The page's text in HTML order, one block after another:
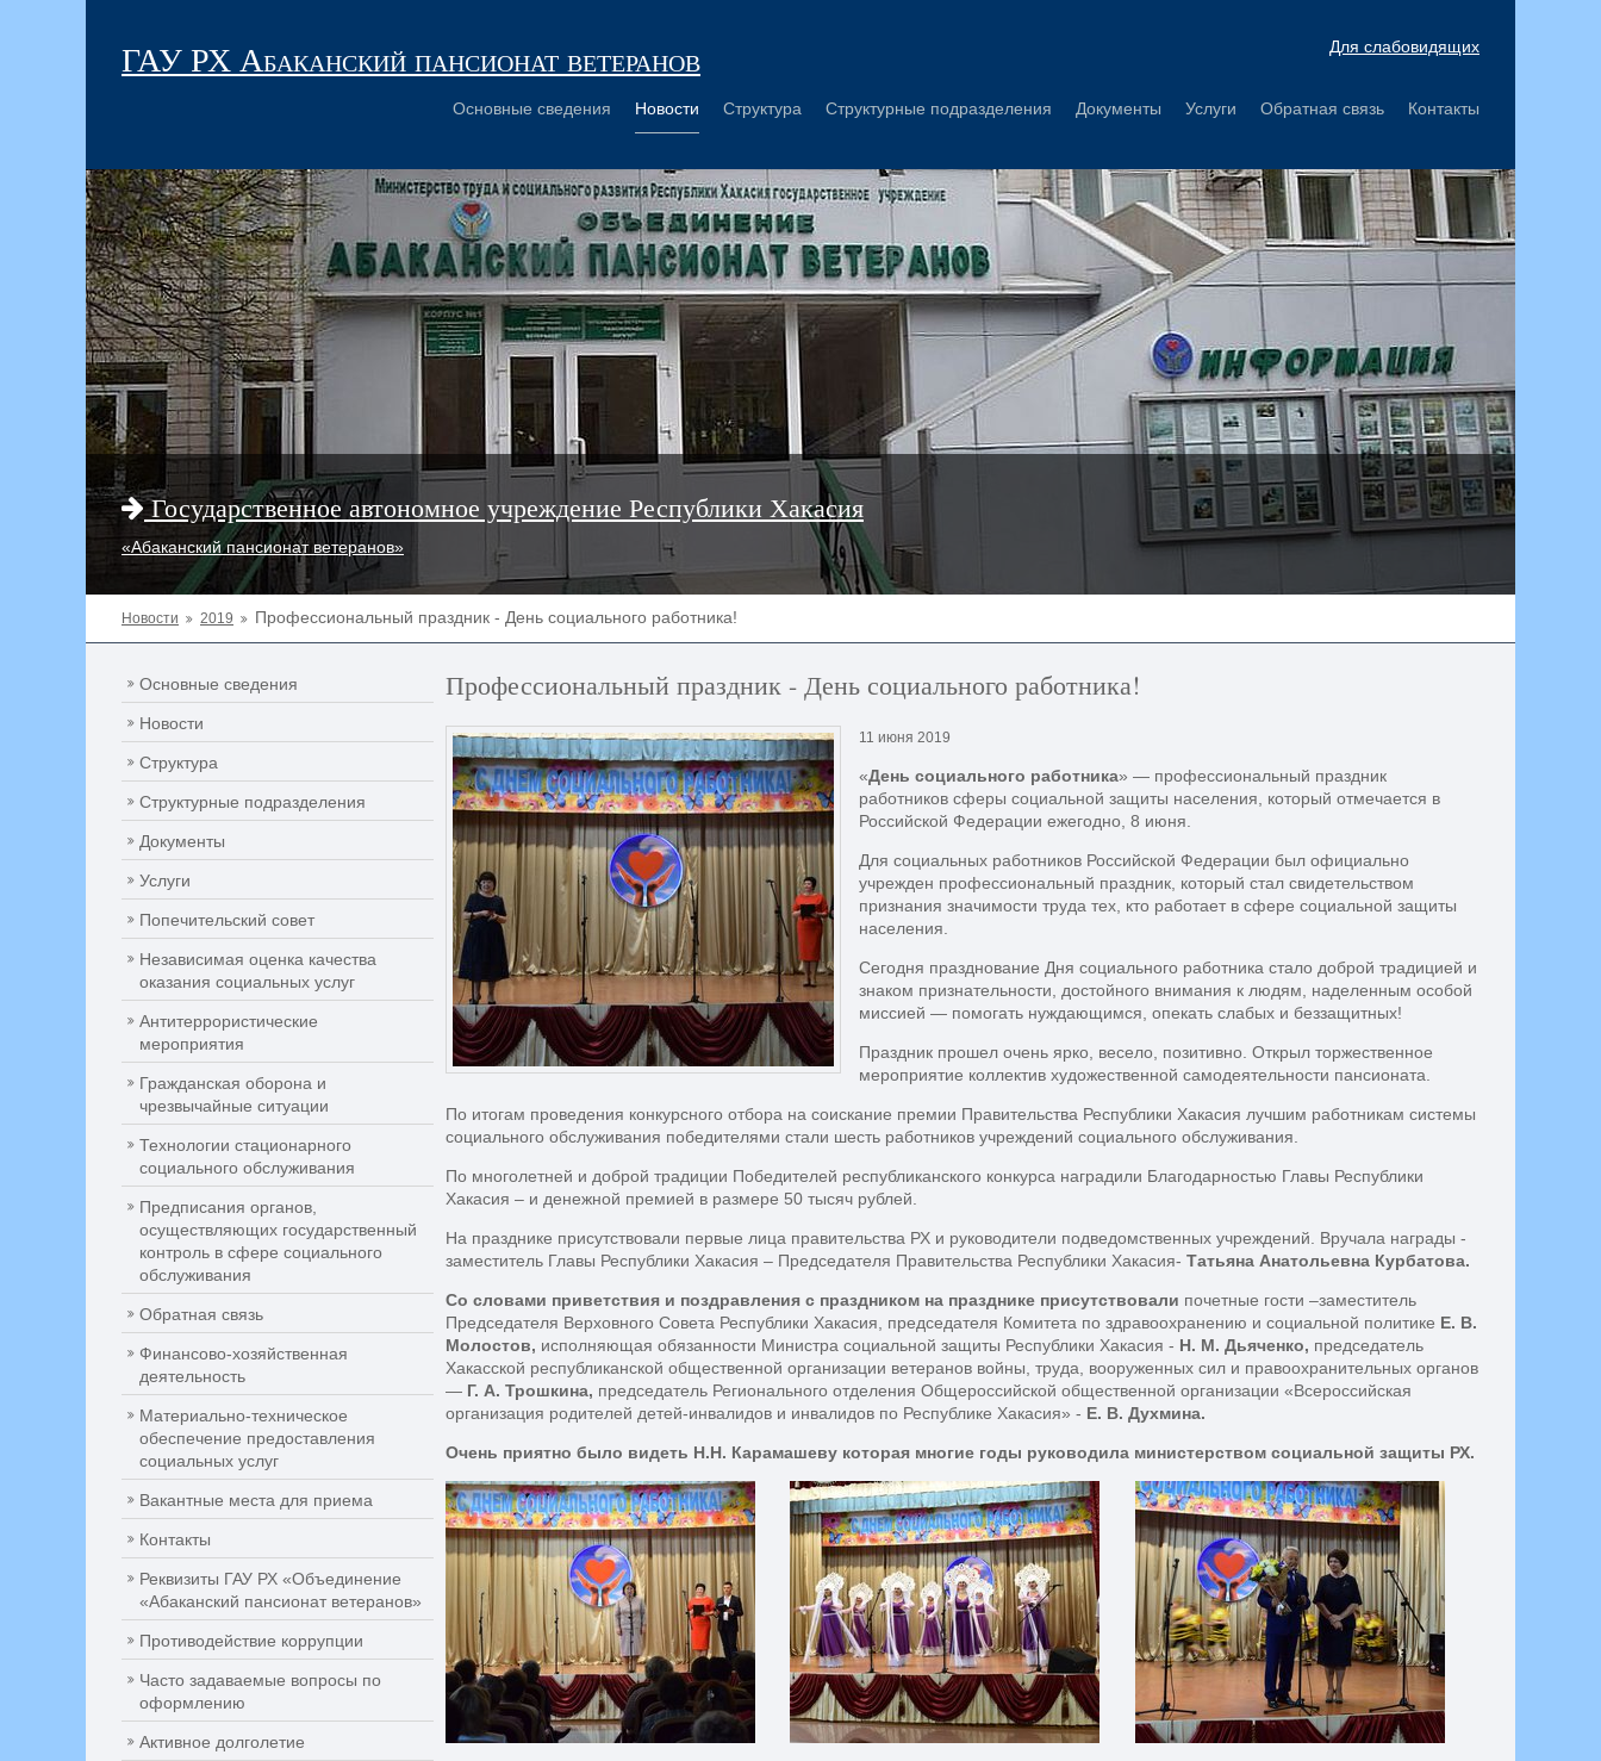
Для слабовидящих
ГАУ РХ Абаканский пансионат ветеранов
Основные сведения Новости Структура Структурные подразделения Документы Услуги Обратная связь Контакты
Государственное автономное учреждение Республики Хакасия
«Абаканский пансионат ветеранов»
Новости 2019 Профессиональный праздник - День социального работника!
Основные сведения
Новости
Структура
Структурные подразделения
Документы
Услуги
Попечительский совет
Независимая оценка качества
оказания социальных услуг
Антитеррористические
мероприятия
Гражданская оборона и
чрезвычайные ситуации
Технологии стационарного
социального обслуживания
Предписания органов,
осуществляющих государственный
контроль в сфере социального
обслуживания
Обратная связь
Финансово-хозяйственная
деятельность
Материально-техническое
обеспечение предоставления
социальных услуг
Вакантные места для приема
Контакты
Реквизиты ГАУ РХ «Объединение
«Абаканский пансионат ветеранов»
Противодействие коррупции
Часто задаваемые вопросы по
оформлению
Активное долголетие
Профессиональный праздник - День социального работника!
11 июня 2019
«День социального работника» — профессиональный праздник
работников сферы социальной защиты населения, который отмечается в
Российской Федерации ежегодно, 8 июня.
Для социальных работников Российской Федерации был официально
учрежден профессиональный праздник, который стал свидетельством
признания значимости труда тех, кто работает в сфере социальной защиты
населения.
Сегодня празднование Дня социального работника стало доброй традицией и
знаком признательности, достойного внимания к людям, наделенным особой
миссией — помогать нуждающимся, опекать слабых и беззащитных!
Праздник прошел очень ярко, весело, позитивно. Открыл торжественное
мероприятие коллектив художественной самодеятельности пансионата.
По итогам проведения конкурсного отбора на соискание премии Правительства Республики Хакасия лучшим работникам системы
социального обслуживания победителями стали шесть работников учреждений социального обслуживания.
По многолетней и доброй традиции Победителей республиканского конкурса наградили Благодарностью Главы Республики
Хакасия – и денежной премией в размере 50 тысяч рублей.
На празднике присутствовали первые лица правительства РХ и руководители подведомственных учреждений. Вручала награды -
заместитель Главы Республики Хакасия – Председателя Правительства Республики Хакасия-Татьяна Анатольевна Курбатова.
Со словами приветствия и поздравления с праздником на празднике присутствовали почетные гости –заместитель
Председателя Верховного Совета Республики Хакасия, председателя Комитета по здравоохранению и социальной политике Е. В.
Молостов, исполняющая обязанности Министра социальной защиты Республики Хакасия - Н. М. Дьяченко, председатель
Хакасской республиканской общественной организации ветеранов войны, труда, вооруженных сил и правоохранительных органов
— Г. А. Трошкина, председатель Регионального отделения Общероссийской общественной организации «Всероссийская
организация родителей детей-инвалидов и инвалидов по Республике Хакасия» - Е. В. Духмина.
Очень приятно было видеть Н.Н. Карамашеву которая многие годы руководила министерством социальной защиты РХ.